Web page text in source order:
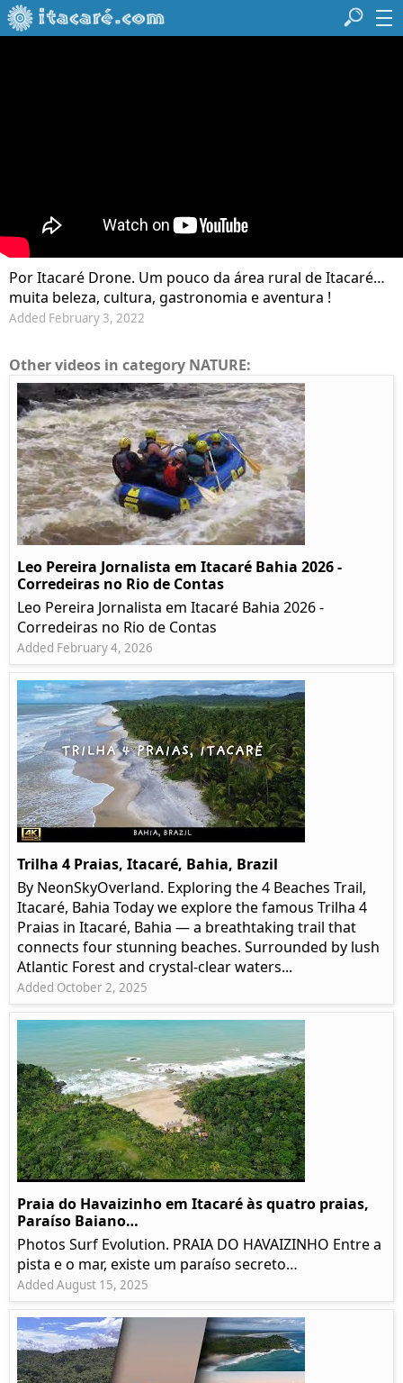
Por Itacaré Drone. Um pouco da área rural de Itacaré…
muita beleza, cultura, gastronomia e aventura !
Added February 3, 2022
Other videos in category NATURE:
Leo Pereira Jornalista em Itacaré Bahia 2026 -
Corredeiras no Rio de Contas
Leo Pereira Jornalista em Itacaré Bahia 2026 -
Corredeiras no Rio de Contas
Added February 4, 2026
Trilha 4 Praias, Itacaré, Bahia, Brazil
By NeonSkyOverland. Exploring the 4 Beaches Trail,
Itacaré, Bahia Today we explore the famous Trilha 4
Praias in Itacaré, Bahia — a breathtaking trail that
connects four stunning beaches. Surrounded by lush
Atlantic Forest and crystal-clear waters...
Added October 2, 2025
Praia do Havaizinho em Itacaré às quatro praias,
Paraíso Baiano…
Photos Surf Evolution. PRAIA DO HAVAIZINHO Entre a
pista e o mar, existe um paraíso secreto…
Added August 15, 2025